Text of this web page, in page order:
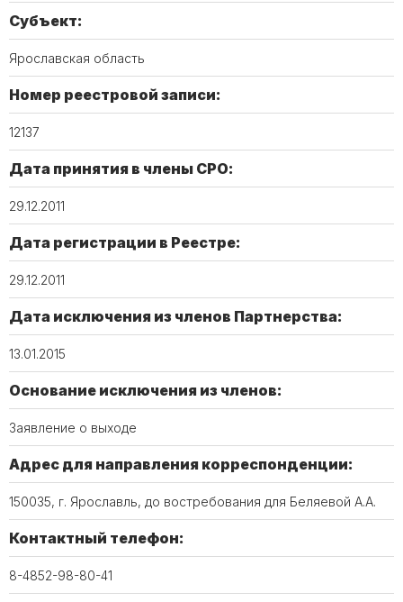
Субъект:
Ярославская область
Номер реестровой записи:
12137
Дата принятия в члены СРО:
29.12.2011
Дата регистрации в Реестре:
29.12.2011
Дата исключения из членов Партнерства:
13.01.2015
Основание исключения из членов:
Заявление о выходе
Адрес для направления корреспонденции:
150035, г. Ярославль, до востребования для Беляевой А.А.
Контактный телефон:
8-4852-98-80-41